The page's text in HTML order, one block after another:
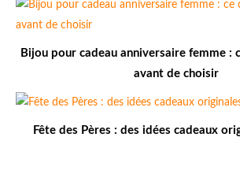
Bijou pour cadeau anniversaire femme :
avant de choisir
Fête des Pères : des idées cadeaux